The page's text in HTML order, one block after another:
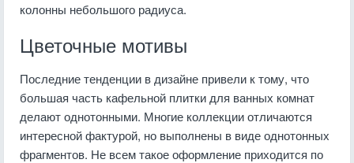
колонны небольшого радиуса.
Цветочные мотивы
Последние тенденции в дизайне привели к тому, что
большая часть кафельной плитки для ванных комнат
делают однотонными. Многие коллекции отличаются
интересной фактурой, но выполнены в виде однотонных
фрагментов. Не всем такое оформление приходится по